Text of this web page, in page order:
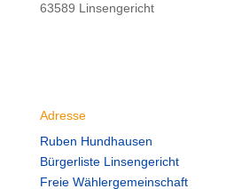
63589 Linsengericht
Adresse
Ruben Hundhausen
Bürgerliste Linsengericht
Freie Wählergemeinschaft